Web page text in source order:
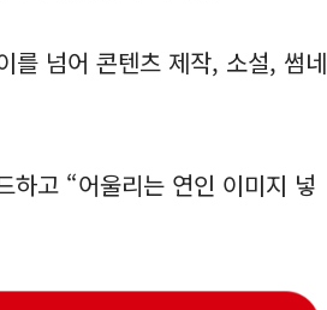
를 넘어 콘텐츠 제작, 소설, 썸네
하고 “어울리는 연인 이미지 넣